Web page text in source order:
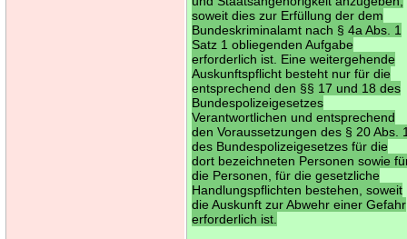
soweit dies zur Erfüllung der dem
Bundeskriminalamt nach § 4a Abs. 1
Satz 1 obliegenden Aufgabe
erforderlich ist. Eine weitergehende
Auskunftspflicht besteht nur für die
entsprechend den §§ 17 und 18 des
Bundespolizeigesetzes
Verantwortlichen und entsprechend
den Voraussetzungen des § 20 Abs.
des Bundespolizeigesetzes für die
dort bezeichneten Personen sowie
die Personen, für die gesetzliche
Handlungspflichten bestehen, soweit
die Auskunft zur Abwehr einer Gefahr
erforderlich ist.